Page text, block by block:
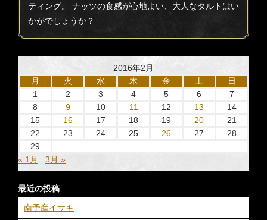
ティング。 ナッツの食感が心地よい、大人なタルトはい
かがでしょうか？
2016年2月
月
火 水 木 金 土
日
1
2 3 4 5 6
7
8
9 10 11 12 13
14
15
16 17 18 19 20
21
22
23 24 25 26 27
28
29
« 1月
3月 »
最近の投稿
南予産イサキ